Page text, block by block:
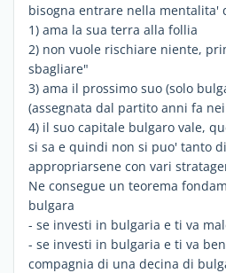
bisogna entrare nella mentalita'
1) ama la sua terra alla follia
2) non vuole rischiare niente,
sbagliare"
3) ama il prossimo suo (solo
(assegnata dal partito anni fa
4) il suo capitale bulgaro vale,
si sa e quindi non si puo' tanto
appropriarsene con vari
Ne consegue un teorema
bulgara
- se investi in bulgaria e ti va
- se investi in bulgaria e ti va
compagnia di una decina di